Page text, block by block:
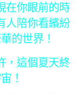
你眼前的時
人陪你看繽紛
的世界！
這個夏天終
！